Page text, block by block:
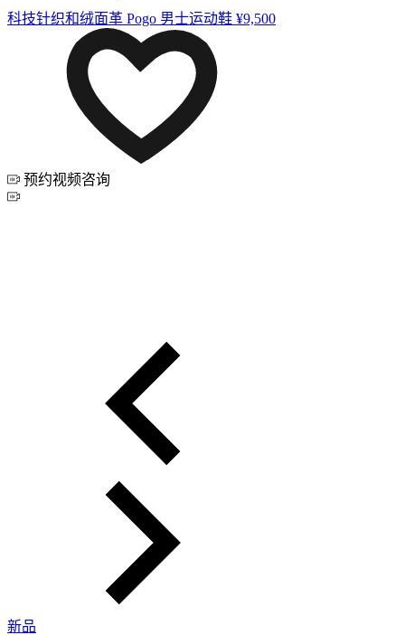
科技针织和绒面革 Pogo 男士运动鞋 ¥9,500
预约视频咨询
新品